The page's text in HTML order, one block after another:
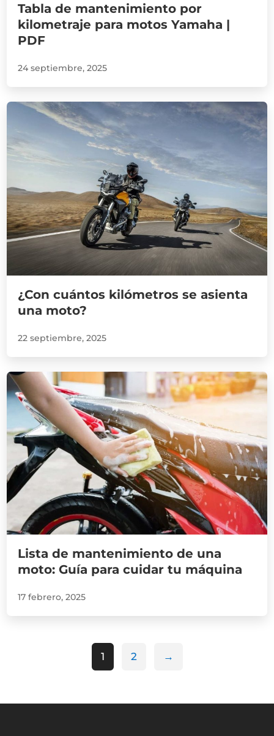
Tabla de mantenimiento por
kilometraje para motos Yamaha |
PDF
24 septiembre, 2025
¿Con cuántos kilómetros se asienta
una moto?
22 septiembre, 2025
Lista de mantenimiento de una
moto: Guía para cuidar tu máquina
17 febrero, 2025
1 2 →